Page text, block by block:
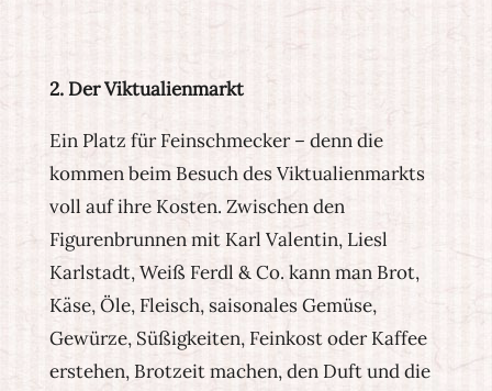
2. Der Viktualienmarkt
Ein Platz für Feinschmecker – denn die
kommen beim Besuch des Viktualienmarkts
voll auf ihre Kosten. Zwischen den
Figurenbrunnen mit Karl Valentin, Liesl
Karlstadt, Weiß Ferdl & Co. kann man Brot,
Käse, Öle, Fleisch, saisonales Gemüse,
Gewürze, Süßigkeiten, Feinkost oder Kaffee
erstehen, Brotzeit machen, den Duft und die